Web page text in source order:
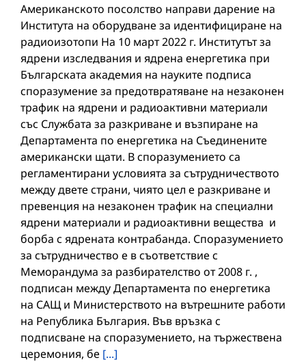
Американското посолство направи дарение на
Института на оборудване за идентифициране на
радиоизотопи На 10 март 2022 г. Институтът за
ядрени изследвания и ядрена енергетика при
Българската академия на науките подписа
споразумение за предотвратяване на незаконен
трафик на ядрени и радиоактивни материали
със Службата за разкриване и възпиране на
Департамента по енергетика на Съединените
американски щати. В споразумението са
регламентирани условията за сътрудничеството
между двете страни, чиято цел е разкриване и
превенция на незаконен трафик на специални
ядрени материали и радиоактивни вещества и
борба с ядрената контрабанда. Споразумението
за сътрудничество е в съответствие с
Меморандума за разбирателство от 2008 г. ,
подписан между Департамента по енергетика
на САЩ и Министерството на вътрешните работи
на Република България. Във връзка с
подписване на споразумението, на тържествена
церемония, бе [...]